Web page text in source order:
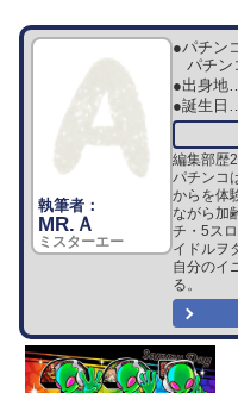
MR.Ａ
ミスターエー
●パチン
パチン
●出身地
●誕生日
編集部歴
パチンコ
からを体
ながら加
チ・5ス
イドルヲ
自分のイ
る。